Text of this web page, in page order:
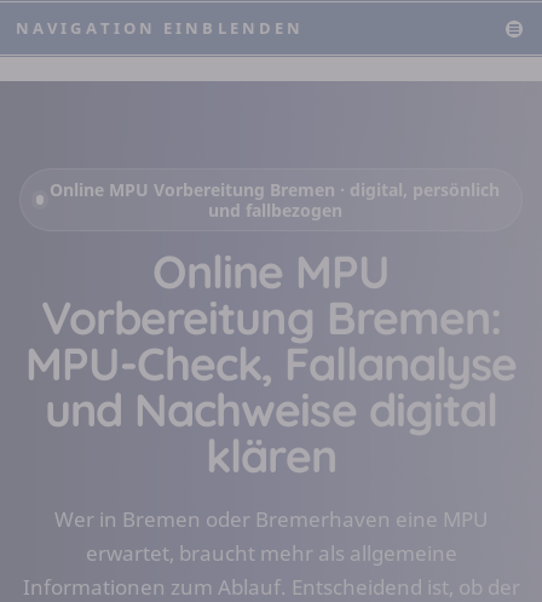
NAVIGATION EINBLENDEN
Online MPU Vorbereitung Bremen · digital, persönlich
und fallbezogen
Online MPU
Vorbereitung Bremen:
MPU-Check, Fallanalyse
und Nachweise digital
klären
Wer in Bremen oder Bremerhaven eine MPU
erwartet, braucht mehr als allgemeine
Informationen zum Ablauf. Entscheidend ist, ob der